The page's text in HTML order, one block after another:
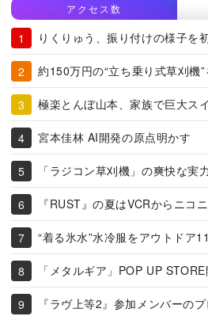
アクセス数
りくりゅう、振り付けの様子を
約150万円の“立ち乗り式草刈機
極楽とんぼ山本、家族で巨大ス
宮本佳林 AI開発の原点明かす
「ラジコン草刈機」の爽快な実
『RUST』の夏はVCRからニコ
“着る氷水”水冷服をアウトドア
「メタルギア」POP UP
『ラヴ上等2』参加メンバーの